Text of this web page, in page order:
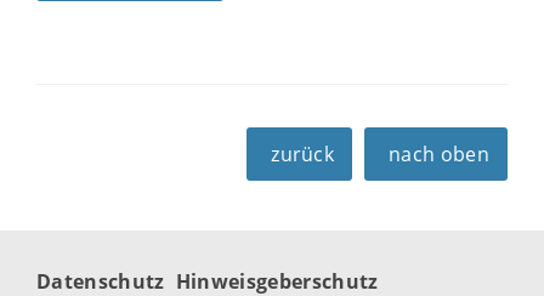
zurück nach oben
Datenschutz Hinweisgeberschutz